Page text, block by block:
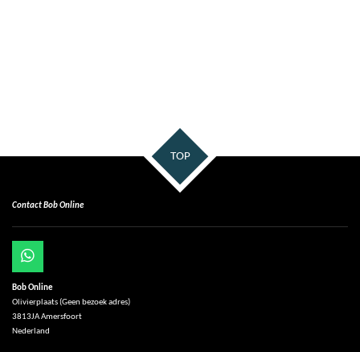
TOP
Contact Bob Online
W
h
a
t
s
A
Bob Online
Olivierplaats (Geen bezoek adres)
3813JA Amersfoort
Nederland